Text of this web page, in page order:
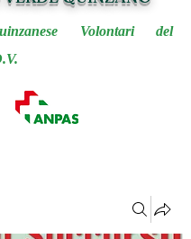
Volontari del